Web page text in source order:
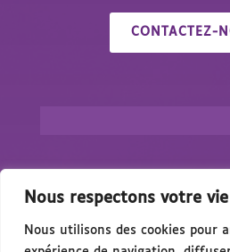
Nous respectons votre
Nous utilisons des cookies pour
CONTACTEZ-